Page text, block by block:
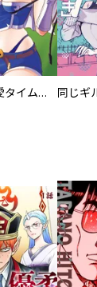
スーパー恋愛タイム！～現場でドＳな彼女は自宅でデレる～